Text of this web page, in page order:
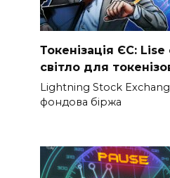
Токенізація ЄС:
світло для
Lightning Stock
фондова біржа